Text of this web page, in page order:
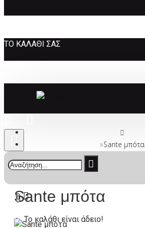
ΤΟ ΚΑΛΆΘΙ ΣΑΣ
0
Το καλάθι είναι άδειο!
Sante μπότα
Sante μπότα